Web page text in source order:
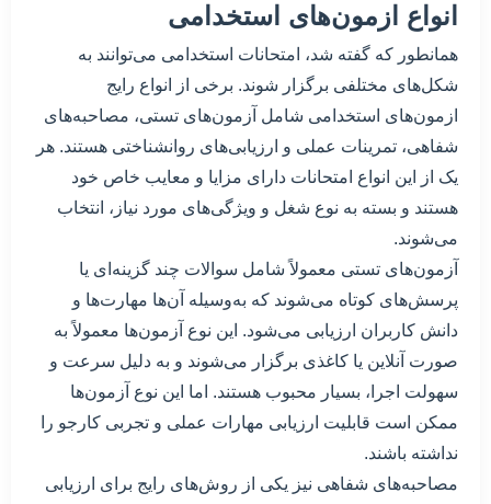
انواع ازمون‌های استخدامی
همانطور که گفته شد، امتحانات استخدامی می‌توانند به
شکل‌های مختلفی برگزار شوند. برخی از انواع رایج
ازمون‌های استخدامی شامل آزمون‌های تستی، مصاحبه‌های
شفاهی، تمرینات عملی و ارزیابی‌های روانشناختی هستند. هر
یک از این انواع امتحانات دارای مزایا و معایب خاص خود
هستند و بسته به نوع شغل و ویژگی‌های مورد نیاز، انتخاب
می‌شوند.
آزمون‌های تستی معمولاً شامل سوالات چند گزینه‌ای یا
پرسش‌های کوتاه می‌شوند که به‌وسیله آن‌ها مهارت‌ها و
دانش کاربران ارزیابی می‌شود. این نوع آزمون‌ها معمولاً به
صورت آنلاین یا کاغذی برگزار می‌شوند و به دلیل سرعت و
سهولت اجرا، بسیار محبوب هستند. اما این نوع آزمون‌ها
ممکن است قابلیت ارزیابی مهارات عملی و تجربی کارجو را
نداشته باشند.
مصاحبه‌های شفاهی نیز یکی از روش‌های رایج برای ارزیابی